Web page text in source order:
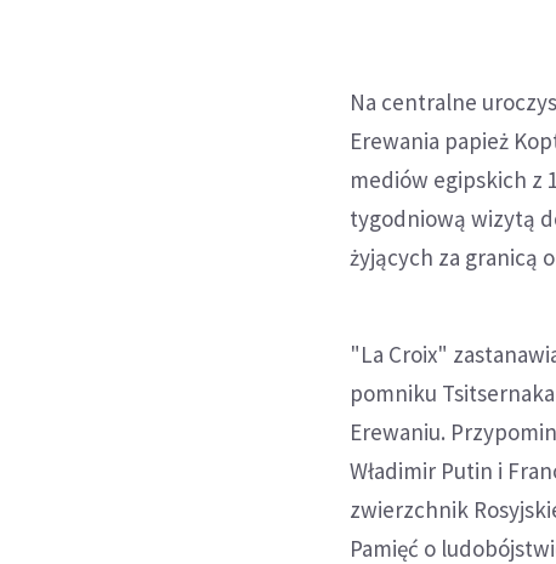
Na centralne
Erewania papież
mediów egipskich z
tygodniową wizytą
żyjących za granicą
"La Croix"
pomniku
Erewaniu.
Władimir Putin i
zwierzchnik
Pamięć o